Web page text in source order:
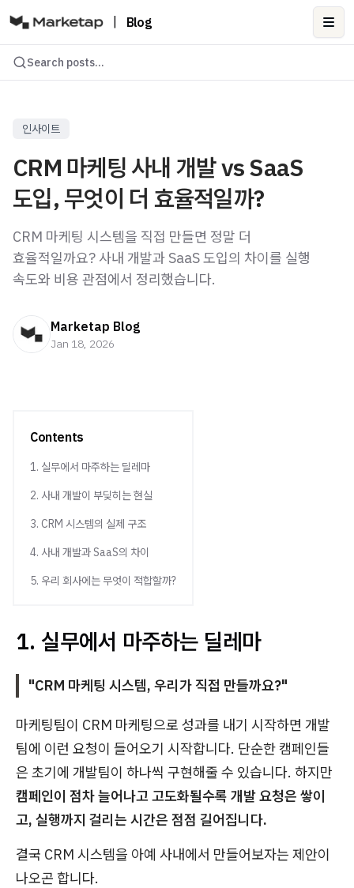
Blog
Search posts...
인사이트
CRM 마케팅 사내 개발 vs SaaS
도입, 무엇이 더 효율적일까?
CRM 마케팅 시스템을 직접 만들면 정말 더
효율적일까요? 사내 개발과 SaaS 도입의 차이를 실행
속도와 비용 관점에서 정리했습니다.
Marketap Blog
Jan 18, 2026
Contents
1. 실무에서 마주하는 딜레마
2. 사내 개발이 부딪히는 현실
3. CRM 시스템의 실제 구조
4. 사내 개발과 SaaS의 차이
5. 우리 회사에는 무엇이 적합할까?
1. 실무에서 마주하는 딜레마
"CRM 마케팅 시스템, 우리가 직접 만들까요?"
마케팅팀이 CRM 마케팅으로 성과를 내기 시작하면 개발
팀에 이런 요청이 들어오기 시작합니다. 단순한 캠페인들
은 초기에 개발팀이 하나씩 구현해줄 수 있습니다. 하지만
캠페인이 점차 늘어나고 고도화될수록 개발 요청은 쌓이
고, 실행까지 걸리는 시간은 점점 길어집니다.
결국 CRM 시스템을 아예 사내에서 만들어보자는 제안이
나오곤 합니다.